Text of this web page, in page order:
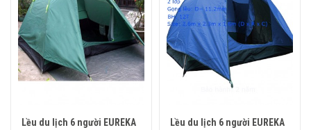
Mua ngay
Lều du lịch 6 người EUREKA
Lều du lịch 6 người EUREKA